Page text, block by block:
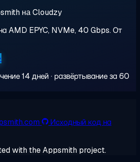
на Cloudzy
AMD EPYC, NVMe, 40 Gbps. От
14 дней · развёртывание за 60
Исходный код на
with the Appsmith project.